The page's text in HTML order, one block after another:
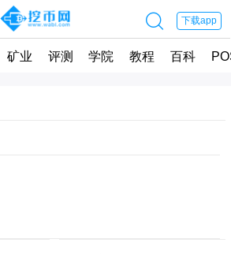
 下载app
矿业 评测 学院 教程 百科